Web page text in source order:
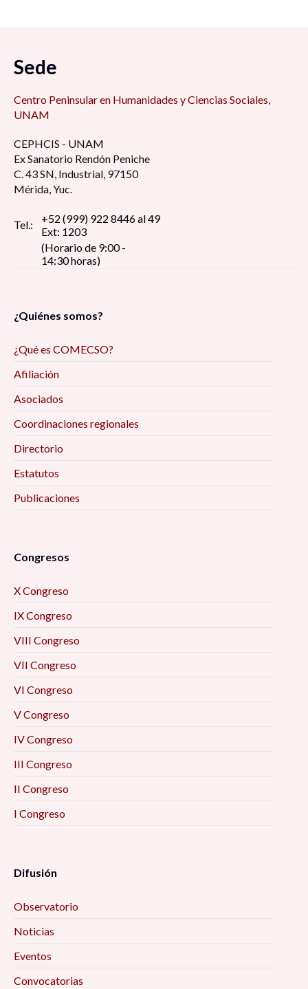
Sede
Centro Peninsular en Humanidades y Ciencias Sociales,
UNAM
CEPHCIS - UNAM
Ex Sanatorio Rendón Peniche
C. 43 SN, Industrial, 97150
Mérida, Yuc.
Tel.:
+52 (999) 922 8446 al 49
Ext: 1203
(Horario de 9:00 -
14:30 horas)
¿Quiénes somos?
¿Qué es COMECSO?
Afiliación
Asociados
Coordinaciones regionales
Directorio
Estatutos
Publicaciones
Congresos
X Congreso
IX Congreso
VIII Congreso
VII Congreso
VI Congreso
V Congreso
IV Congreso
III Congreso
II Congreso
I Congreso
Difusión
Observatorio
Noticias
Eventos
Convocatorias